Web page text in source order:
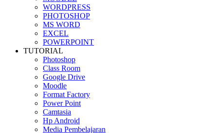
WORDPRESS
PHOTOSHOP
MS WORD
EXCEL
POWERPOINT
TUTORIAL
Photoshop
Class Room
Google Drive
Moodle
Format Factory
Power Point
Camtasia
Hp Android
Media Pembelajaran